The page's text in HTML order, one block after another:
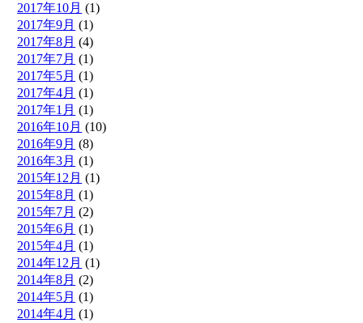
2017年10月 (1)
2017年9月 (1)
2017年8月 (4)
2017年7月 (1)
2017年5月 (1)
2017年4月 (1)
2017年1月 (1)
2016年10月 (10)
2016年9月 (8)
2016年3月 (1)
2015年12月 (1)
2015年8月 (1)
2015年7月 (2)
2015年6月 (1)
2015年4月 (1)
2014年12月 (1)
2014年8月 (2)
2014年5月 (1)
2014年4月 (1)